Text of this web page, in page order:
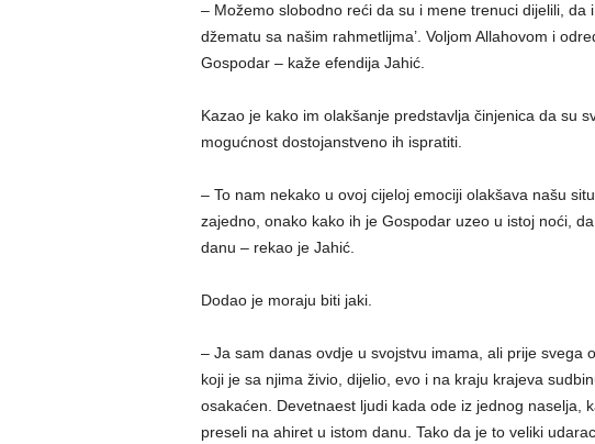
– Možemo slobodno reći da su i mene trenuci dijelili, da
džematu sa našim rahmetlijma’. Voljom Allahovom i
Gospodar – kaže efendija Jahić.
Kazao je kako im olakšanje predstavlja činjenica da su
mogućnost dostojanstveno ih ispratiti.
– To nam nekako u ovoj cijeloj emociji olakšava našu
zajedno, onako kako ih je Gospodar uzeo u istoj noći,
danu – rekao je Jahić.
Dodao je moraju biti jaki.
– Ja sam danas ovdje u svojstvu imama, ali prije svega
koji je sa njima živio, dijelio, evo i na kraju krajeva
osakaćen. Devetnaest ljudi kada ode iz jednog naselja,
preseli na ahiret u istom danu. Tako da je to veliki